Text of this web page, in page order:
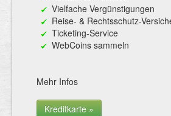
Vielfache Vergünstigungen
Reise- & Rechtsschutz-
Ticketing-Service
WebCoins sammeln
Mehr Infos
Kreditkarte »